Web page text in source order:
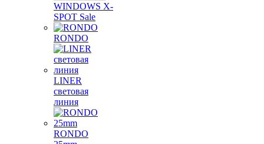
WINDOWS X-
SPOT Sale
RONDO
LINER
световая
линия
RONDO